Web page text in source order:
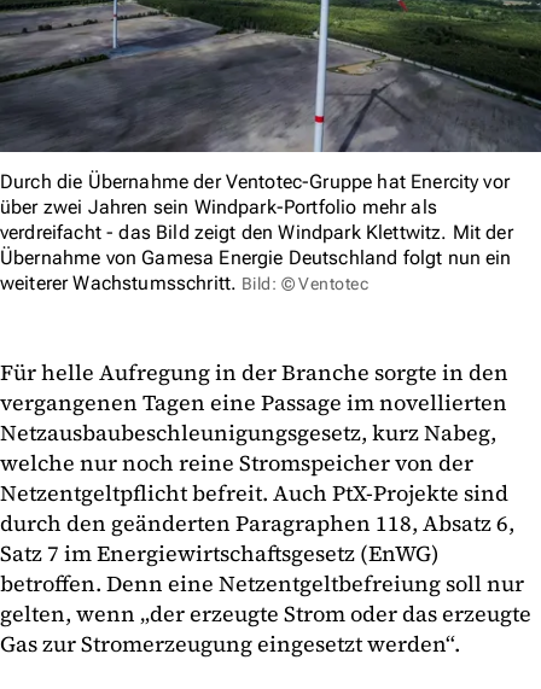
Durch die Übernahme der Ventotec-Gruppe hat Enercity vor
über zwei Jahren sein Windpark-Portfolio mehr als
verdreifacht - das Bild zeigt den Windpark Klettwitz. Mit der
Übernahme von Gamesa Energie Deutschland folgt nun ein
weiterer Wachstumsschritt. Bild: © Ventotec
Für helle Aufregung in der Branche sorgte in den
vergangenen Tagen eine Passage im novellierten
Netzausbaubeschleunigungsgesetz, kurz Nabeg,
welche nur noch reine Stromspeicher von der
Netzentgeltpflicht befreit. Auch PtX-Projekte sind
durch den geänderten Paragraphen 118, Absatz 6,
Satz 7 im Energiewirtschaftsgesetz (EnWG)
betroffen. Denn eine Netzentgeltbefreiung soll nur
gelten, wenn „der erzeugte Strom oder das erzeugte
Gas zur Stromerzeugung eingesetzt werden“.